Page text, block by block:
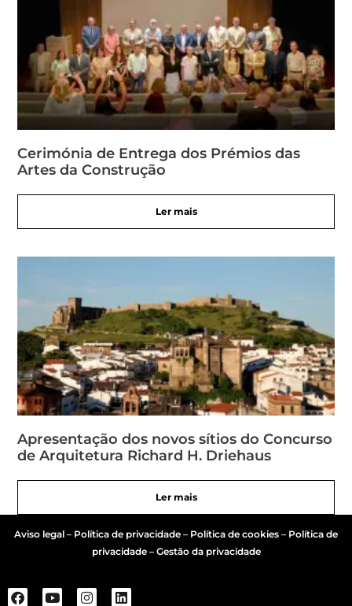
Cerimónia de Entrega dos Prémios das
Artes da Construção
Ler mais
Apresentação dos novos sítios do Concurso
de Arquitetura Richard H. Driehaus
Ler mais
Aviso legal – Política de privacidade – Política de cookies – Política de
privacidade – Gestão da privacidade